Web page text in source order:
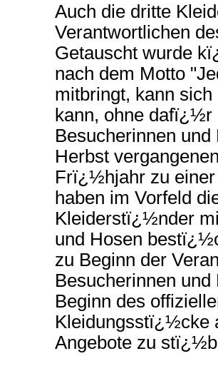
Auch die dritte
Verantwortlichen
Getauscht wurde
nach dem Motto
mitbringt, kann
kann, ohne dafï¿½r
Besucherinnen
Herbst
Frï¿½hjahr zu einer
haben im Vorfeld
Kleiderstï¿½nder
und Hosen
zu Beginn der
Besucherinnen
Beginn des
Kleidungsstï¿½cke
Angebote zu